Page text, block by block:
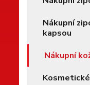
Nákupní
kapsou
Nákupní